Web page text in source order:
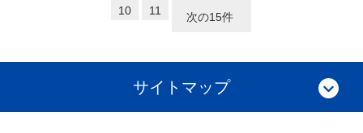
10
11 次の15件
サイトマップ